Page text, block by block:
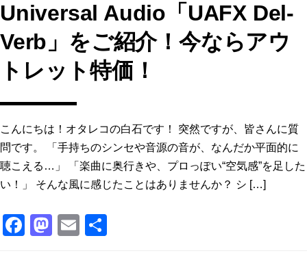
Universal Audio「UAFX Del-
Verb」をご紹介！今ならアウ
トレット特価！
こんにちは！オタレコの白石です！ 突然ですが、皆さんに質
問です。 「手持ちのシンセや音源の音が、なんだか平面的に
聴こえる…」 「楽曲に奥行きや、プロっぽい“空気感”を足した
い！」 そんな風に感じたことはありませんか？ シ […]
F M E